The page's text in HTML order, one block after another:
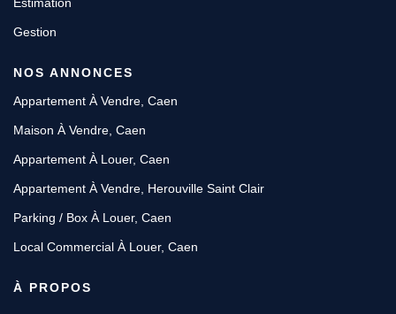
Gestion
NOS ANNONCES
Appartement À Vendre, Caen
Maison À Vendre, Caen
Appartement À Louer, Caen
Appartement À Vendre, Herouville Saint Clair
Parking / Box À Louer, Caen
Local Commercial À Louer, Caen
À PROPOS